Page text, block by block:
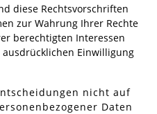
diese Rechtsvorschriften
zur Wahrung Ihrer Rechte
berechtigten Interessen
Einwilligung
nicht auf
Daten